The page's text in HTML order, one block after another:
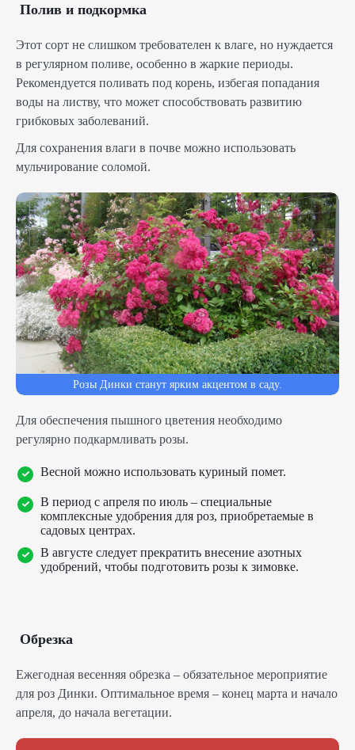
Полив и подкормка
Этот сорт не слишком требователен к влаге, но нуждается
в регулярном поливе, особенно в жаркие периоды.
Рекомендуется поливать под корень, избегая попадания
воды на листву, что может способствовать развитию
грибковых заболеваний.
Для сохранения влаги в почве можно использовать
мульчирование соломой.
Розы Динки станут ярким акцентом в саду.
Для обеспечения пышного цветения необходимо
регулярно подкармливать розы.
Весной можно использовать куриный помет.
В период с апреля по июль – специальные
комплексные удобрения для роз, приобретаемые в
садовых центрах.
В августе следует прекратить внесение азотных
удобрений, чтобы подготовить розы к зимовке.
Обрезка
Ежегодная весенняя обрезка – обязательное мероприятие
для роз Динки. Оптимальное время – конец марта и начало
апреля, до начала вегетации.